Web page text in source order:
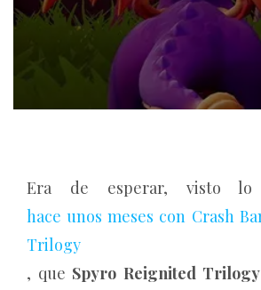
Era de esperar, visto lo
hace unos meses con Crash
Trilogy
, que Spyro Reignited Trilogy